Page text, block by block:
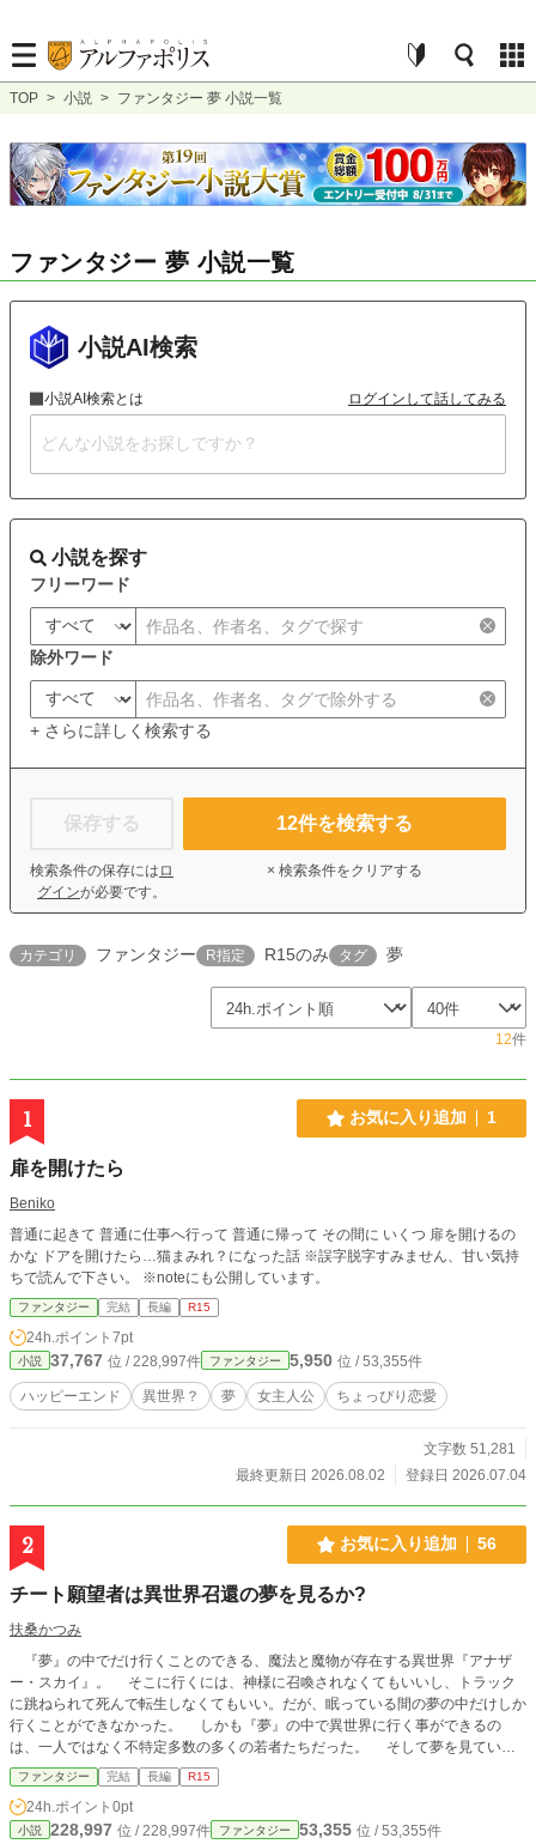
TOP > 小説 > ファンタジー 夢 小説一覧
ファンタジー 夢 小説一覧
小説AI検索
小説AI検索とは ログインして話してみる
小説を探す
フリーワード
除外ワード
+ さらに詳しく検索する
保存する
検索条件の保存には ロ
グインが必要です。
12件を検索する
× 検索条件をクリアする
カテゴリ ファンタジー R指定 R15のみ タグ 夢
12件
1 お気に入り追加 1
扉を開けたら
Beniko
普通に起きて 普通に仕事へ行って 普通に帰って その間に いくつ 扉を開けるの
かな ドアを開けたら…猫まみれ？になった話 ※誤字脱字すみません、甘い気持
ちで読んで下さい。 ※noteにも公開しています。
ファンタジー 完結 長編 R15
24h.ポイント 7pt
小説 37,767 位 / 228,997件 ファンタジー 5,950 位 / 53,355件
ハッピーエンド 異世界？ 夢 女主人公 ちょっぴり恋愛
文字数 51,281
最終更新日 2026.08.02
登録日 2026.07.04
2 お気に入り追加 56
チート願望者は異世界召還の夢を見るか?
扶桑かつみ
『夢』の中でだけ行くことのできる、魔法と魔物が存在する異世界『アナザ
ー・スカイ』。 そこに行くには、神様に召喚されなくてもいいし、トラック
に跳ねられて死んで転生しなくてもいい。だが、眠っている間の夢の中だけしか
行くことができなかった。 しかも『夢』の中で異世界に行く事ができるの
は、一人ではなく不特定多数の多くの若者たちだった。 そして夢を見ている
間に異世界で丸１日を過ごすことができるが、夢から覚めれば日常が待っている
ので、異世界と日常の二重生活を毎日に送ることとなる。 このためヴァーチ
ャル・ゲームのようだと言われる事もあった。 ある日、平凡な高校生の一人
も、『夢』の向こうにある異世界『アナザー・スカイ』に行けるようになり、
ファンタジー 完結 長編 R15
24h.ポイント 0pt
小説 228,997 位 / 228,997件 ファンタジー 53,355 位 / 53,355件